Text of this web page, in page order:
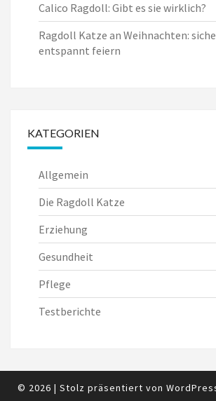
Calico Ragdoll: Gibt es sie wirklich?
Ragdoll Katze an Weihnachten:
entspannt feiern
KATEGORIEN
Allgemein
Die Ragdoll Katze
Erziehung
Gesundheit
Pflege
Testberichte
© 2026 | Stolz präsentiert von